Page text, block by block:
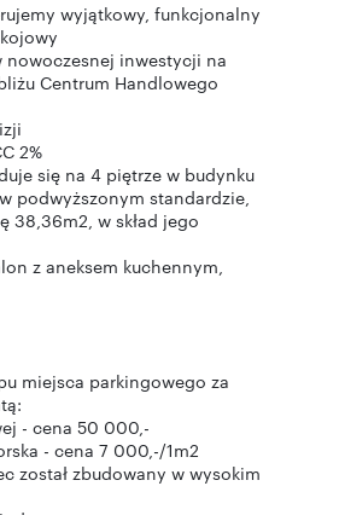
wyjątkowy, funkcjonalny
nowoczesnej inwestycji na
Centrum Handlowego
2%
się na 4 piętrze w budynku
podwyższonym standardzie,
38,36m2, w skład jego
z aneksem kuchennym,
miejsca parkingowego za
- cena 50 000,-
- cena 7 000,-/1m2
został zbudowany w wysokim